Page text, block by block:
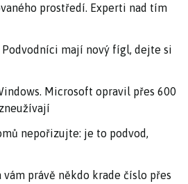
prostředí. Experti nad tím
mají nový fígl, dejte si
Microsoft opravil přes 600
nepořizujte: je to podvod,
vám právě někdo krade číslo přes